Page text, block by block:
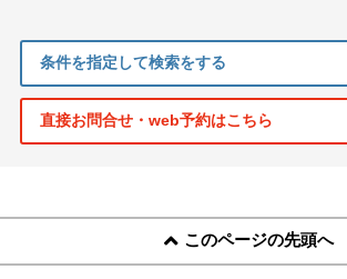
条件を指定して検索をする
直接お問合せ・web予約はこちら
このページの先頭へ